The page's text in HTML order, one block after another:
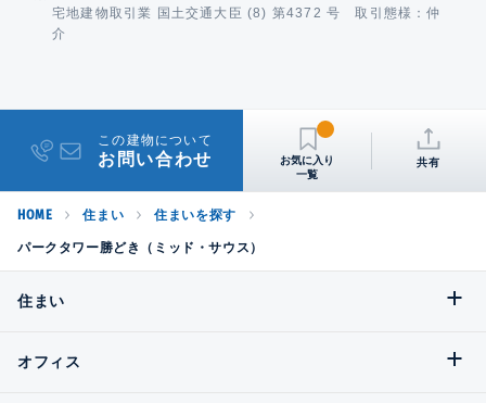
宅地建物取引業 国土交通大臣 (8) 第4372 号 取引態様：仲
介
この建物について
お問い合わせ 共有
HOME 住まい 住まいを探す
パークタワー勝どき（ミッド・サウス）
住まい
オフィス